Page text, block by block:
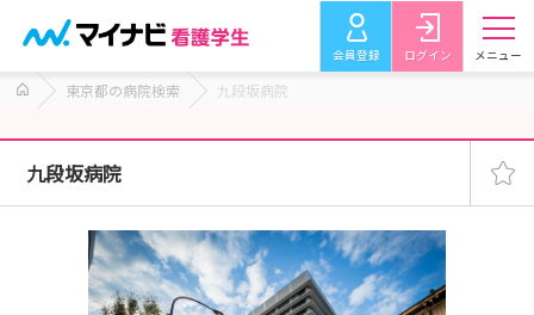
会員登録 ログイン メニュー
東京都の病院検索 九段坂病院
九段坂病院